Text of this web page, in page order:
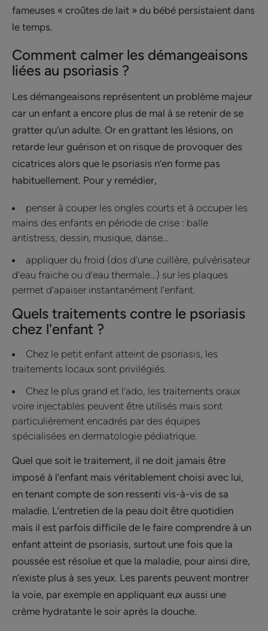
fameuses « croûtes de lait » du bébé persistaient dans
le temps.
Comment calmer les démangeaisons
liées au psoriasis ?
Les démangeaisons représentent un problème majeur
car un enfant a encore plus de mal à se retenir de se
gratter qu’un adulte. Or en grattant les lésions, on
retarde leur guérison et on risque de provoquer des
cicatrices alors que le psoriasis n’en forme pas
habituellement. Pour y remédier,
penser à couper les ongles courts et à occuper les
mains des enfants en période de crise : balle
antistress, dessin, musique, danse…
appliquer du froid (dos d’une cuillère, pulvérisateur
d’eau fraiche ou d’eau thermale…) sur les plaques
permet d’apaiser instantanément l’enfant.
Quels traitements contre le psoriasis
chez l'enfant ?
Chez le petit enfant atteint de psoriasis, les
traitements locaux sont privilégiés.
Chez le plus grand et l’ado, les traitements oraux
voire injectables peuvent être utilisés mais sont
particulièrement encadrés par des équipes
spécialisées en dermatologie pédiatrique.
Quel que soit le traitement, il ne doit jamais être
imposé à l’enfant mais véritablement choisi avec lui,
en tenant compte de son ressenti vis-à-vis de sa
maladie. L’entretien de la peau doit être quotidien
mais il est parfois difficile de le faire comprendre à un
enfant atteint de psoriasis, surtout une fois que la
poussée est résolue et que la maladie, pour ainsi dire,
n’existe plus à ses yeux. Les parents peuvent montrer
la voie, par exemple en appliquant eux aussi une
crème hydratante le soir après la douche.